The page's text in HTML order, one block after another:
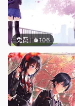
免费 106